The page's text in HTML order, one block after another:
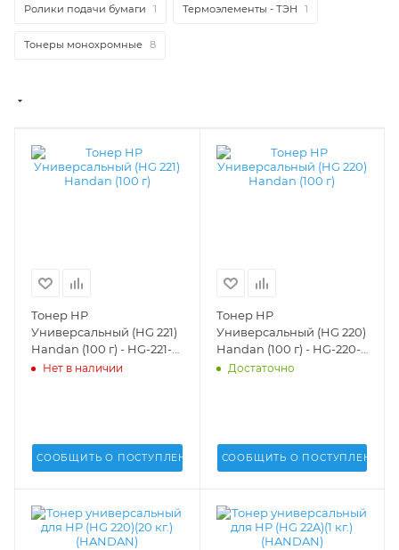
Ролики подачи бумаги 1 Термоэлементы - ТЭН 1
Тонеры монохромные 8
Тонер HP
Универсальный (HG 221)
Handan (100 г) - HG-221-
01 Нет в наличии
СООБЩИТЬ О ПОСТУПЛЕНИИ
Тонер HP
Универсальный (HG 220)
Handan (100 г) - HG-220-
01 Достаточно
СООБЩИТЬ О ПОСТУПЛЕНИИ